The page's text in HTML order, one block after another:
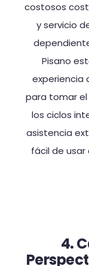
costosos
y servicio
Pisano
experiencia
para tomar el
los ciclos
asistencia
fácil de usar
4.